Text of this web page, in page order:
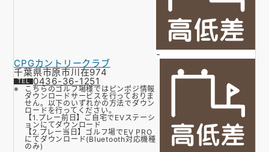
公式オンラインショップ
-
CPGカントリークラブ
千葉県市原市川在974
0436-36-1251
こちらのゴルフ場様ではピンポジ情報
ダウンロードサービスを行っておりま
せん。以下のいずれかの方法でダウン
ロードを行ってください。
【1.プレー前日】ご自宅でEVステーシ
ョンにてダウンロード
【2.プレー当日】ゴルフ場でEV PRO
にてダウンロード(Bluetooth対応機種
のみ)